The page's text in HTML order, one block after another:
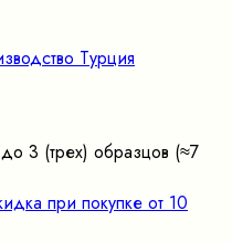
3 (трех) образцов (≈7
при покупке от 10